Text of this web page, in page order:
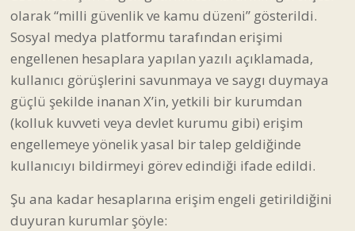
olarak “milli güvenlik ve kamu düzeni” gösterildi.
Sosyal medya platformu tarafından erişimi
engellenen hesaplara yapılan yazılı açıklamada,
kullanıcı görüşlerini savunmaya ve saygı duymaya
güçlü şekilde inanan X’in, yetkili bir kurumdan
(kolluk kuvveti veya devlet kurumu gibi) erişim
engellemeye yönelik yasal bir talep geldiğinde
kullanıcıyı bildirmeyi görev edindiği ifade edildi.
Şu ana kadar hesaplarına erişim engeli getirildiğini
duyuran kurumlar şöyle: